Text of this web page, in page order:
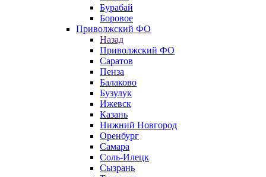
Бурабай
Боровое
Приволжский ФО
Назад
Приволжский ФО
Саратов
Пенза
Балаково
Бузулук
Ижевск
Казань
Нижний Новгород
Оренбург
Самара
Соль-Илецк
Сызрань